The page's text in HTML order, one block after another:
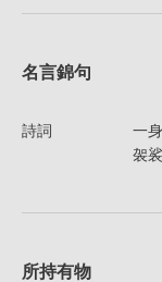
名言錦句
詩詞
一
袈
所持有物